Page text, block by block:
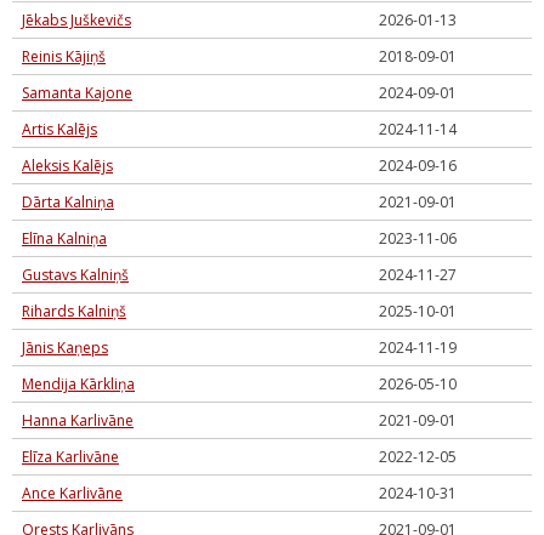
Jēkabs Juškevičs
2026-01-13
Reinis Kājiņš
2018-09-01
Samanta Kajone
2024-09-01
Artis Kalējs
2024-11-14
Aleksis Kalējs
2024-09-16
Dārta Kalniņa
2021-09-01
Elīna Kalniņa
2023-11-06
Gustavs Kalniņš
2024-11-27
Rihards Kalniņš
2025-10-01
Jānis Kaņeps
2024-11-19
Mendija Kārkliņa
2026-05-10
Hanna Karlivāne
2021-09-01
Elīza Karlivāne
2022-12-05
Ance Karlivāne
2024-10-31
Orests Karlivāns
2021-09-01